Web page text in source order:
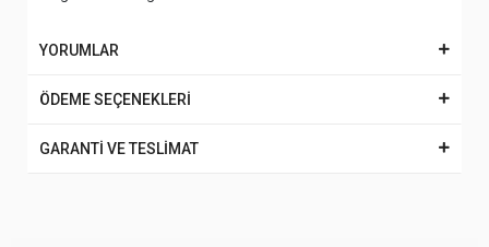
YORUMLAR
ÖDEME SEÇENEKLERİ
GARANTİ VE TESLİMAT